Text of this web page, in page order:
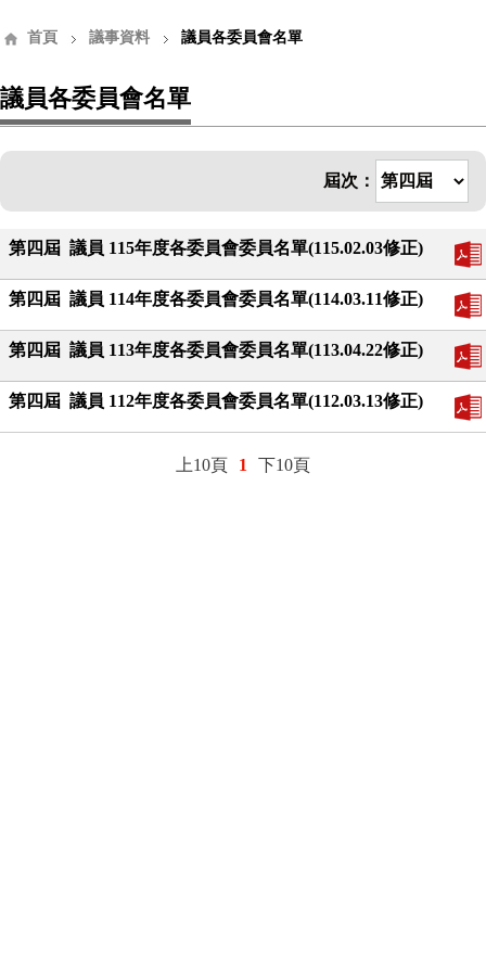
首頁 議事資料 議員各委員會名單
議員各委員會名單
屆次：
第四屆 議員 115年度各委員會委員名單(115.02.03修正)
第四屆 議員 114年度各委員會委員名單(114.03.11修正)
第四屆 議員 113年度各委員會委員名單(113.04.22修正)
第四屆 議員 112年度各委員會委員名單(112.03.13修正)
上10頁 1 下10頁